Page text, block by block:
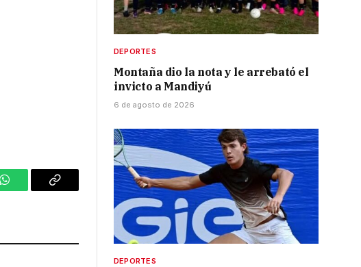
WhatsAppCopy
DEPORTES
Montaña dio la nota y le arrebató el
invicto a Mandiyú
6 de agosto de 2026
DEPORTES